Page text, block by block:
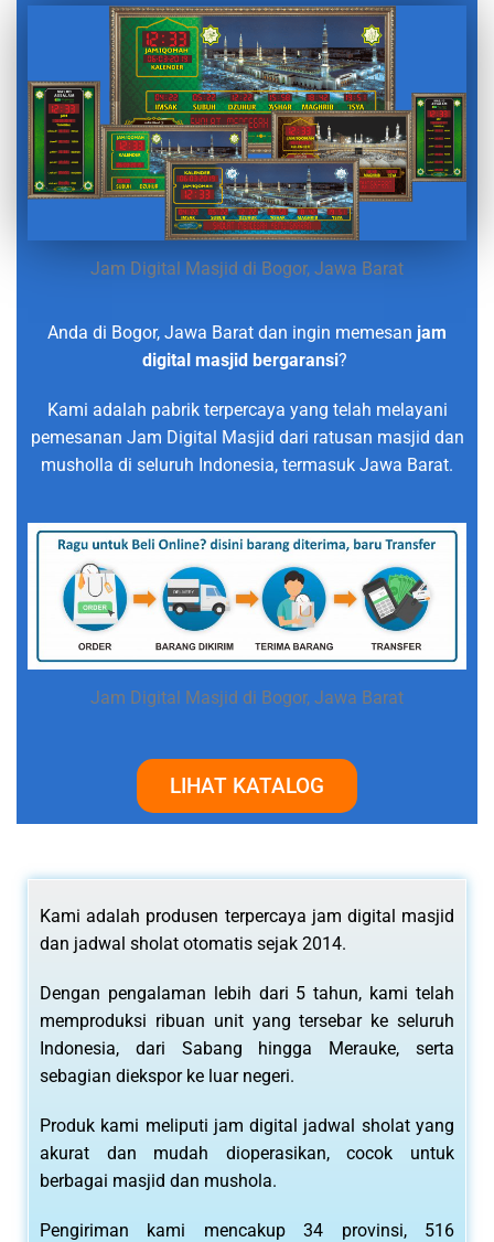
Jam Digital Masjid di Bogor, Jawa Barat
Anda di Bogor, Jawa Barat dan ingin memesan jam
digital masjid bergaransi?
Kami adalah pabrik terpercaya yang telah melayani
pemesanan Jam Digital Masjid dari ratusan masjid dan
musholla di seluruh Indonesia, termasuk Jawa Barat.
Jam Digital Masjid di Bogor, Jawa Barat
LIHAT KATALOG
Kami adalah produsen terpercaya jam digital masjid
dan jadwal sholat otomatis sejak 2014.
Dengan pengalaman lebih dari 5 tahun, kami telah
memproduksi ribuan unit yang tersebar ke seluruh
Indonesia, dari Sabang hingga Merauke, serta
sebagian diekspor ke luar negeri.
Produk kami meliputi jam digital jadwal sholat yang
akurat dan mudah dioperasikan, cocok untuk
berbagai masjid dan mushola.
Pengiriman kami mencakup 34 provinsi, 516